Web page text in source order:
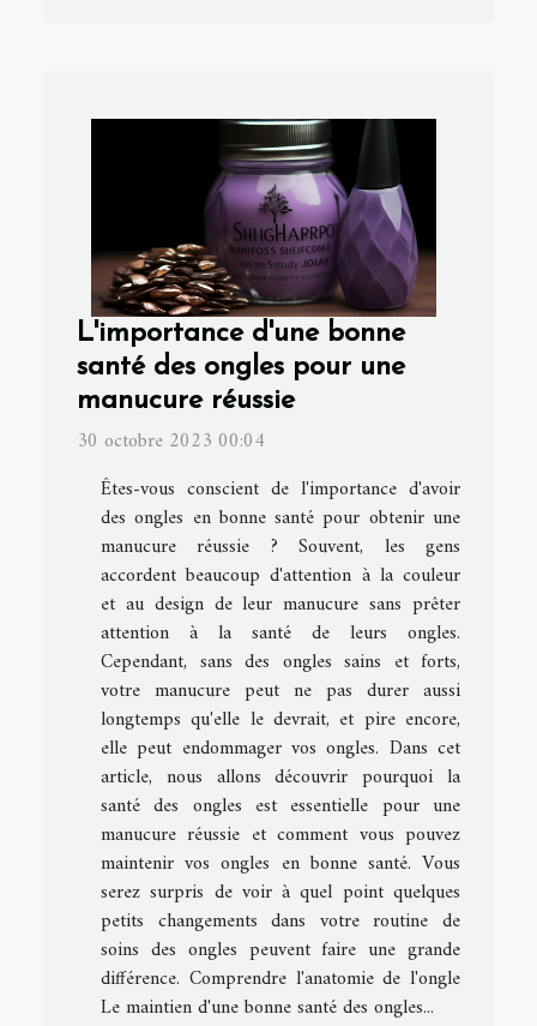
L'importance d'une bonne
santé des ongles pour une
manucure réussie
30 octobre 2023 00:04
Êtes-vous conscient de l'importance d'avoir
des ongles en bonne santé pour obtenir une
manucure réussie ? Souvent, les gens
accordent beaucoup d'attention à la couleur
et au design de leur manucure sans prêter
attention à la santé de leurs ongles.
Cependant, sans des ongles sains et forts,
votre manucure peut ne pas durer aussi
longtemps qu'elle le devrait, et pire encore,
elle peut endommager vos ongles. Dans cet
article, nous allons découvrir pourquoi la
santé des ongles est essentielle pour une
manucure réussie et comment vous pouvez
maintenir vos ongles en bonne santé. Vous
serez surpris de voir à quel point quelques
petits changements dans votre routine de
soins des ongles peuvent faire une grande
différence. Comprendre l'anatomie de l'ongle
Le maintien d'une bonne santé des ongles...